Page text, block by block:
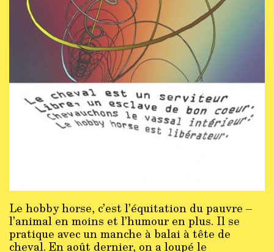
Le hobby horse, c’est l’équitation du pauvre –
l’animal en moins et l’humour en plus. Il se
pratique avec un manche à balai à tête de
cheval. En août dernier, on a loupé le